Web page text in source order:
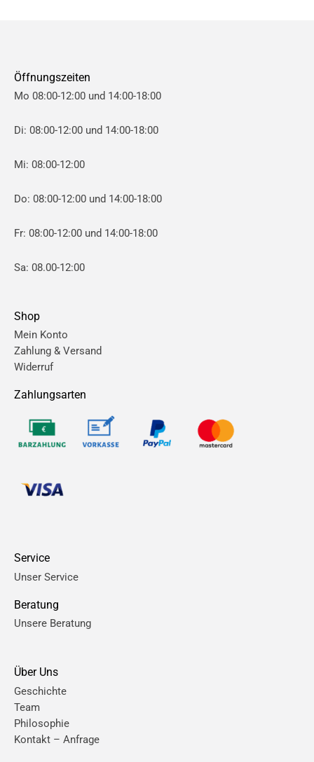
Öffnungszeiten
Mo 08:00-12:00 und 14:00-18:00
Di: 08:00-12:00 und 14:00-18:00
Mi: 08:00-12:00
Do: 08:00-12:00 und 14:00-18:00
Fr: 08:00-12:00 und 14:00-18:00
Sa: 08.00-12:00
Shop
Mein Konto
Zahlung & Versand
Widerruf
Zahlungsarten
Service
Unser Service
Beratung
Unsere Beratung
Über Uns
Geschichte
Team
Philosophie
Kontakt – Anfrage